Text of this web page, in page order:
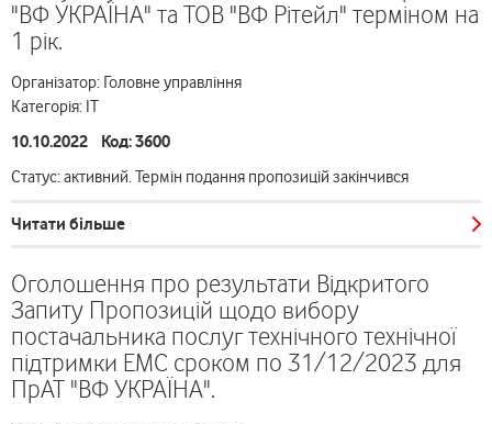
"ВФ УКРАЇНА" та ТОВ "ВФ Рітейл" терміном на
1 рік.
Організатор: Головне управління
Категорія: ІТ
10.10.2022 Код: 3600
Статус: активний. Термін подання пропозицій закінчився
Читати більше
Оголошення про результати Відкритого
Запиту Пропозицій щодо вибору
постачальника послуг технічного технічної
підтримки EMC сроком по 31/12/2023 для
ПрАТ "ВФ УКРАЇНА".